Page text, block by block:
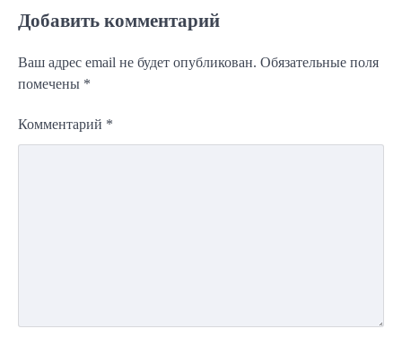
Добавить комментарий
Ваш адрес email не будет опубликован. Обязательные поля
помечены *
Комментарий *